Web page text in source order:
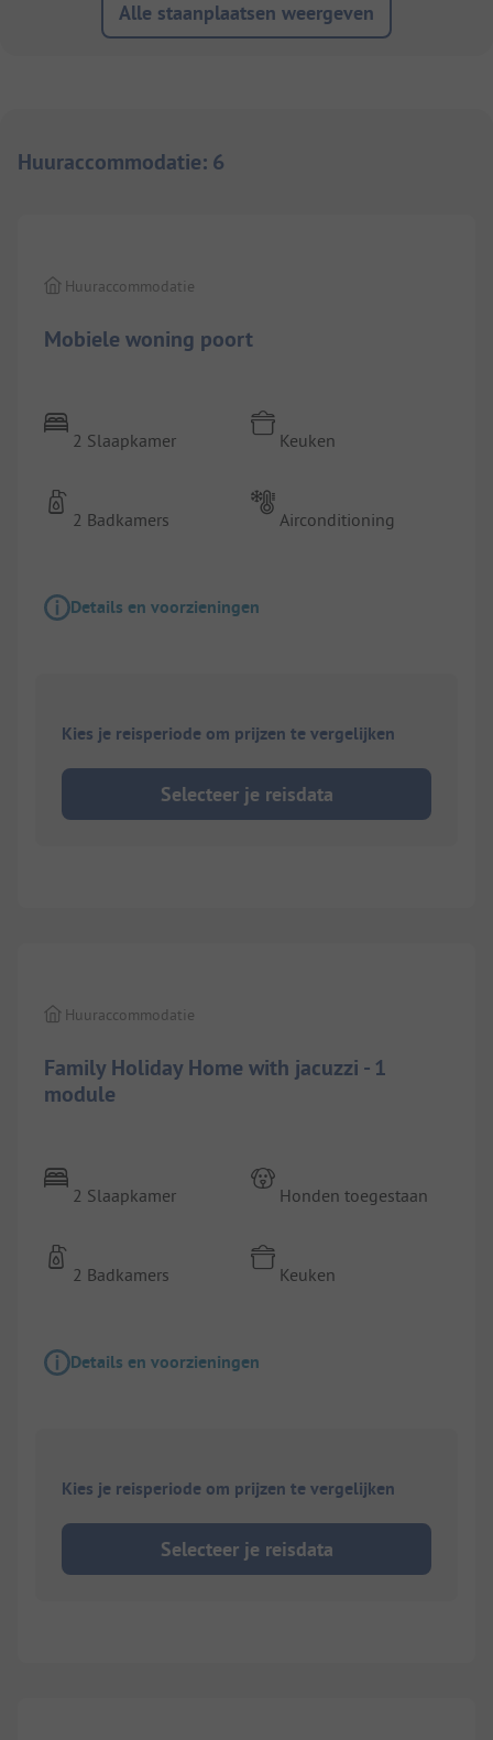
Alle staanplaatsen weergeven
Huuraccommodatie: 6
Mobiele woning poort
Huuraccommodatie
2 Slaapkamer
2 Badkamers
Keuken
Airconditioning
Details en voorzieningen
Kies je reisperiode om prijzen te vergelijken
Selecteer je reisdata
Family Holiday Home with jacuzzi - 1
module
Huuraccommodatie
2 Slaapkamer
2 Badkamers
Honden toegestaan
Keuken
Details en voorzieningen
Kies je reisperiode om prijzen te vergelijken
Selecteer je reisdata